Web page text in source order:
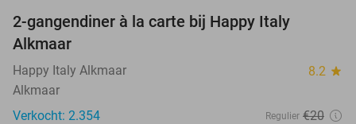
2-gangendiner à la carte bij Happy Italy
Alkmaar
Happy Italy Alkmaar 8.2 star
Alkmaar
Verkocht: 2.354
Regulier €20